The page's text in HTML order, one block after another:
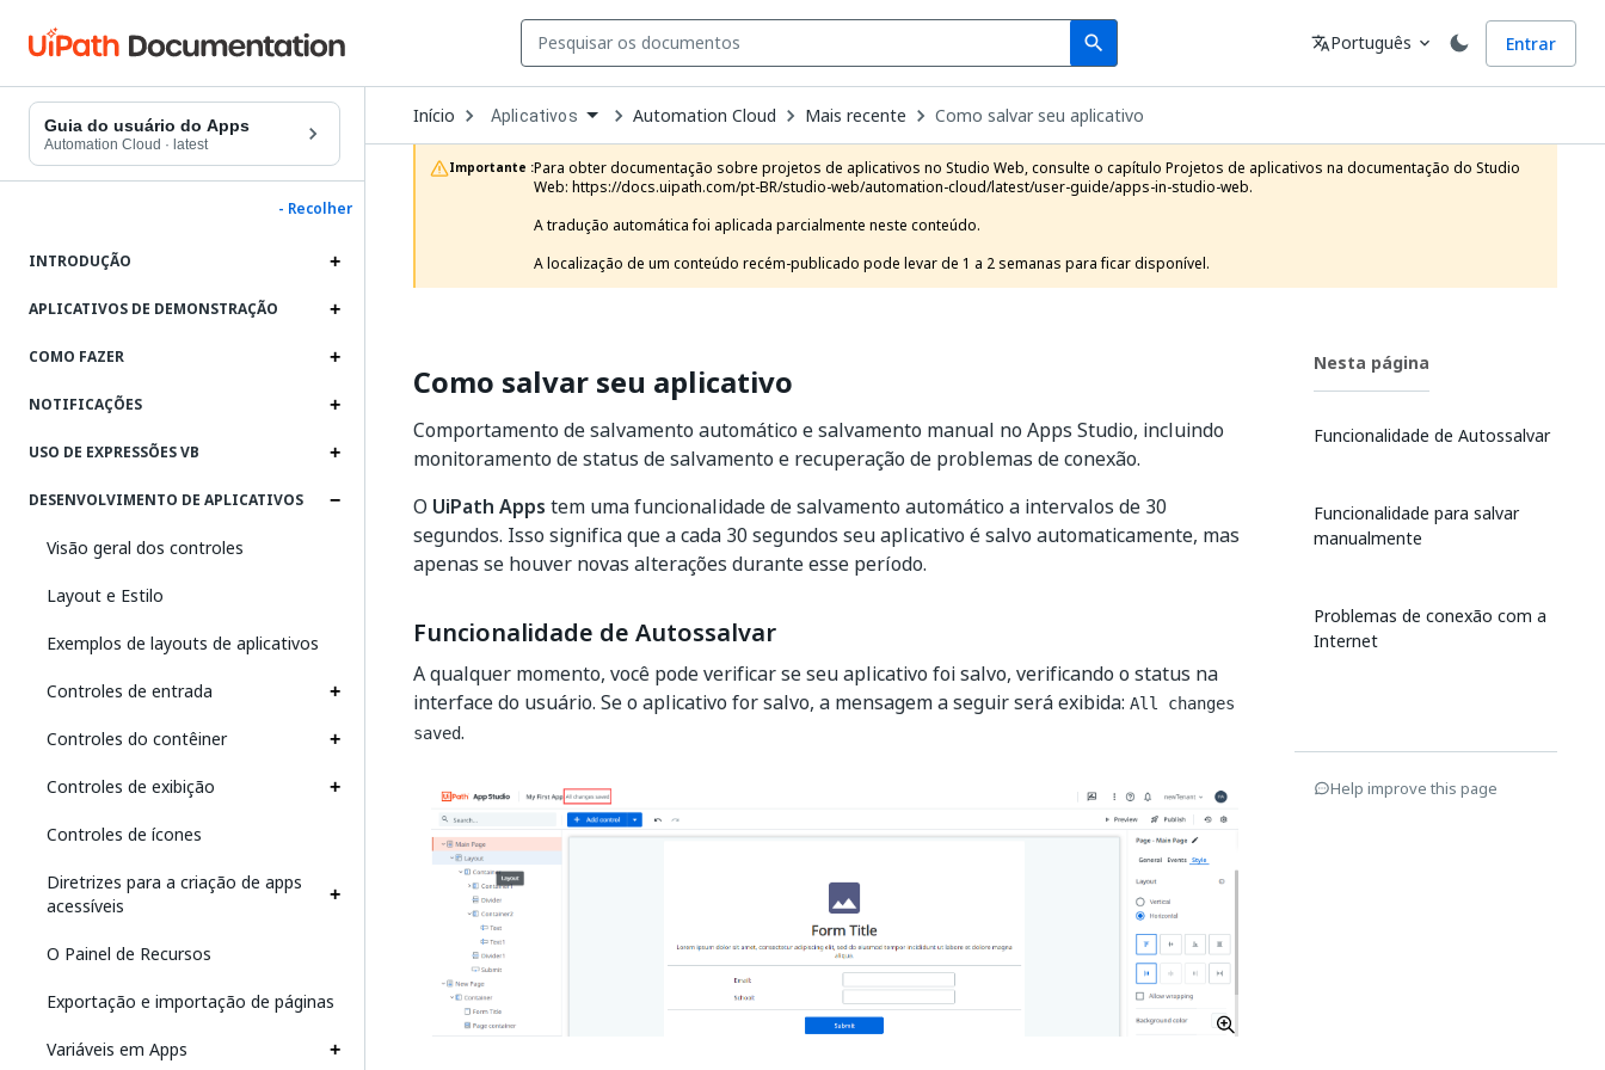
search
Search Idioma
translatePortuguês expand_more Entrar
Guia do usuário do Apps
Automation Cloud · latest
- Recolher
INTRODUÇÃO
APLICATIVOS DE DEMONSTRAÇÃO
COMO FAZER
NOTIFICAÇÕES
USO DE EXPRESSÕES VB
DESENVOLVIMENTO DE APLICATIVOS
Visão geral dos controles
Layout e Estilo
Exemplos de layouts de aplicativos
Controles de entrada
Controles do contêiner
Controles de exibição
Controles de ícones
Diretrizes para a criação de apps
acessíveis
O Painel de Recursos
Exportação e importação de páginas
Variáveis em Apps
Início Open
Dropdown
to
choose
product
Aplicativos Automation Cloud Mais recente Como salvar seu aplicativo
Importante :Para obter documentação sobre projetos de aplicativos no Studio Web, consulte o capítulo Projetos de aplicativos na documentação do Studio
Web: https://docs.uipath.com/pt-BR/studio-web/automation-cloud/latest/user-guide/apps-in-studio-web.
A tradução automática foi aplicada parcialmente neste conteúdo.
A localização de um conteúdo recém-publicado pode levar de 1 a 2 semanas para ficar disponível.
Como salvar seu aplicativo
Comportamento de salvamento automático e salvamento manual no Apps Studio, incluindo
monitoramento de status de salvamento e recuperação de problemas de conexão.
O UiPath Apps tem uma funcionalidade de salvamento automático a intervalos de 30
segundos. Isso significa que a cada 30 segundos seu aplicativo é salvo automaticamente, mas
apenas se houver novas alterações durante esse período.
Funcionalidade de Autossalvar
A qualquer momento, você pode verificar se seu aplicativo foi salvo, verificando o status na
interface do usuário. Se o aplicativo for salvo, a mensagem a seguir será exibida: All changes
saved.
Nesta página
Funcionalidade de Autossalvar
Funcionalidade para salvar
manualmente
Problemas de conexão com a
Internet
Help improve this page